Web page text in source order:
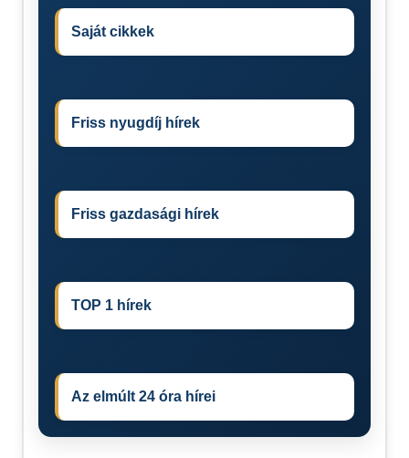
Saját cikkek
Friss nyugdíj hírek
Friss gazdasági hírek
TOP 1 hírek
Az elmúlt 24 óra hírei